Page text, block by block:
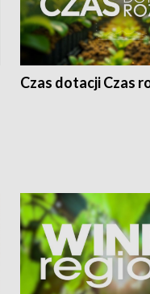
Czas dotacji Czas